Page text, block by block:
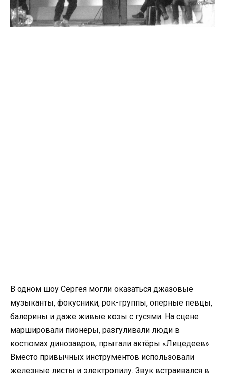
В одном шоу Сергея могли оказаться джазовые
музыканты, фокусники, рок-группы, оперные певцы,
балерины и даже живые козы с гусями. На сцене
маршировали пионеры, разгуливали люди в
костюмах динозавров, прыгали актёры «Лицедеев».
Вместо привычных инструментов использовали
железные листы и электропилу. Звук встраивался в